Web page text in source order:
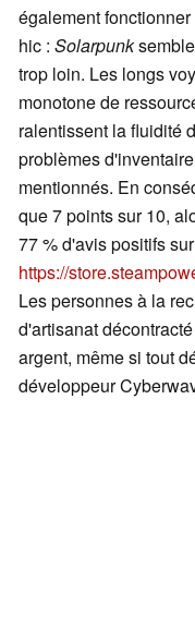
également
hic : Solarpunk
trop loin. Les longs
monotone de
ralentissent la fluidité
problèmes
mentionnés. En
que 7 points sur 10,
77 % d'avis positifs
https://
Les personnes à la
d'artisanat
argent, même si tout
développeur